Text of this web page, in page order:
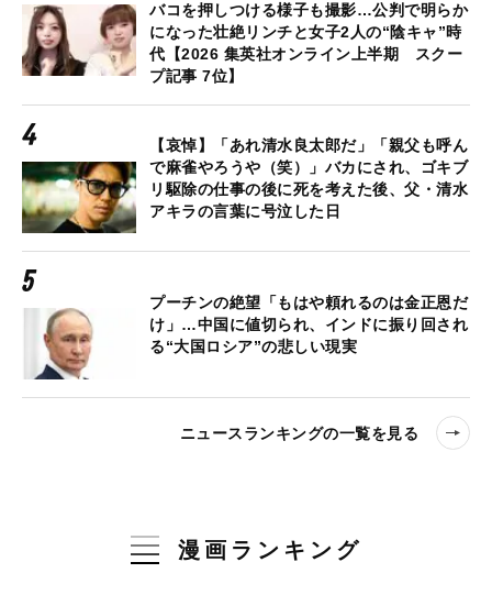
バコを押しつける様子も撮影…公判で明らか
になった壮絶リンチと女子2人の“陰キャ”時
代【2026 集英社オンライン上半期 スクー
プ記事 7位】
【哀悼】「あれ清水良太郎だ」「親父も呼ん
で麻雀やろうや（笑）」バカにされ、ゴキブ
リ駆除の仕事の後に死を考えた後、父・清水
アキラの言葉に号泣した日
プーチンの絶望「もはや頼れるのは金正恩だ
け」…中国に値切られ、インドに振り回され
る“大国ロシア”の悲しい現実
ニュースランキングの一覧を見る
漫画ランキング